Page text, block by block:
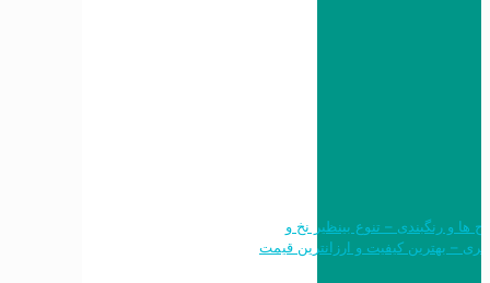
طرح ها و رنگبندی – تنوع بینظیر نخ و